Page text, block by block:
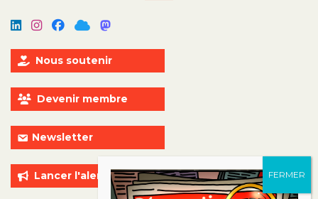
Nous soutenir
Devenir membre
Newsletter
Lancer l'alerte